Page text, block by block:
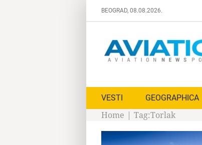
BEOGRAD, 08.08.2026.
VESTI GEOGRAPHICA
Home | Tag:Torlak